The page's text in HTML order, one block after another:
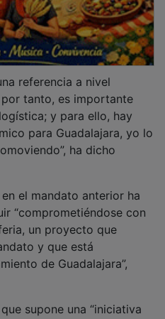
tanto, es importante
y para ello, hay
para Guadalajara, yo lo
ha dicho
“comprometiéndose con
un proyecto que
y que está
de Guadalajara”,
de Guadalajara y de la